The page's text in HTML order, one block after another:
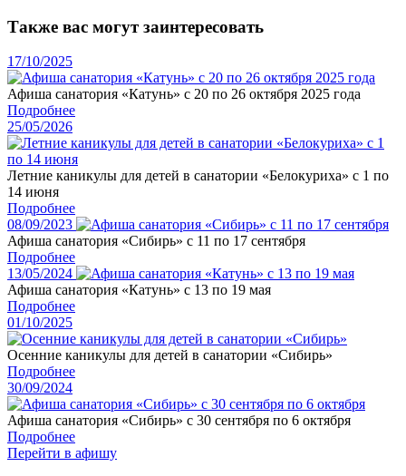
Также вас могут заинтересовать
17/10/2025
Афиша санатория «Катунь» с 20 по 26 октября 2025 года
Подробнее
25/05/2026
Летние каникулы для детей в санатории «Белокуриха» с 1 по
14 июня
Подробнее
08/09/2023
Афиша санатория «Сибирь» с 11 по 17 сентября
Подробнее
13/05/2024
Афиша санатория «Катунь» с 13 по 19 мая
Подробнее
01/10/2025
Осенние каникулы для детей в санатории «Сибирь»
Подробнее
30/09/2024
Афиша санатория «Сибирь» с 30 сентября по 6 октября
Подробнее
Перейти в афишу